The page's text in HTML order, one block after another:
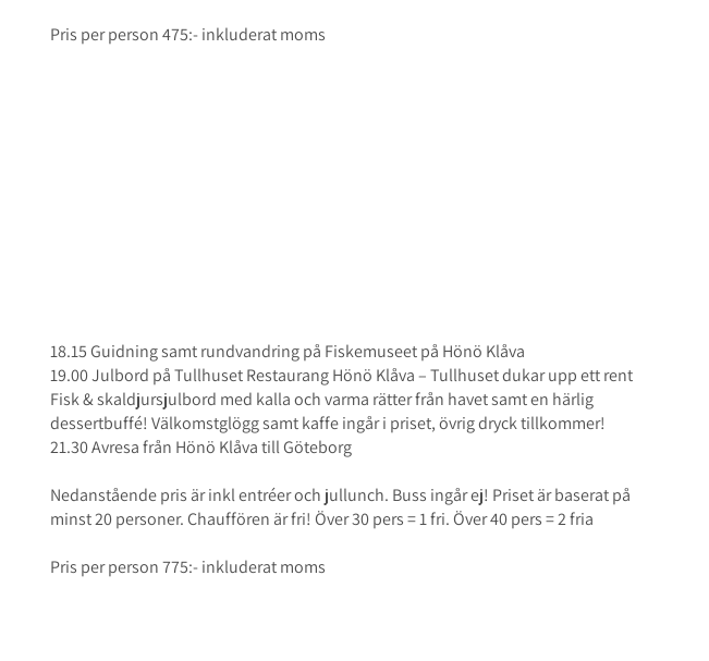
Pris per person 475:- inkluderat moms
18.15 Guidning samt rundvandring på Fiskemuseet på Hönö Klåva
19.00 Julbord på Tullhuset Restaurang Hönö Klåva – Tullhuset dukar upp ett rent
Fisk & skaldjursjulbord med kalla och varma rätter från havet samt en härlig
dessertbuffé! Välkomstglögg samt kaffe ingår i priset, övrig dryck tillkommer!
21.30 Avresa från Hönö Klåva till Göteborg
Nedanstående pris är inkl entréer och jullunch. Buss ingår ej! Priset är baserat på
minst 20 personer. Chauffören är fri! Över 30 pers = 1 fri. Över 40 pers = 2 fria
Pris per person 775:- inkluderat moms